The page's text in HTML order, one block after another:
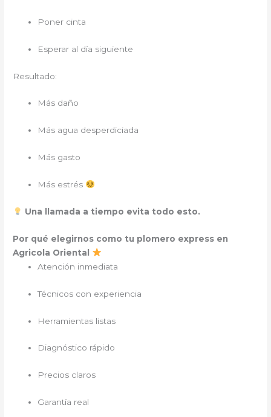
Poner cinta
Esperar al día siguiente
Resultado:
Más daño
Más agua desperdiciada
Más gasto
Más estrés
Una llamada a tiempo evita todo esto.
Por qué elegirnos como tu plomero express en
Agricola Oriental
Atención inmediata
Técnicos con experiencia
Herramientas listas
Diagnóstico rápido
Precios claros
Garantía real